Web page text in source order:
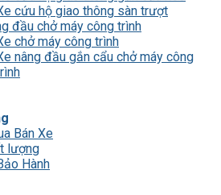
cứu hộ giao thông sàn trượt
đầu chở máy công trình
chở máy công trình
nâng đầu gắn cẩu chở máy công
Bán Xe
lượng
Hành